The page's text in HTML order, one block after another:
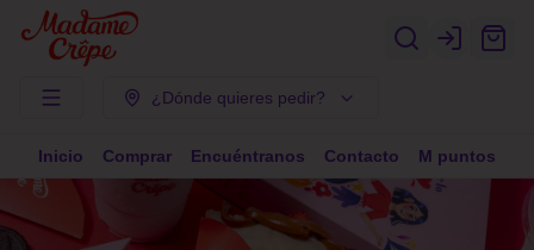
Login
¿Dónde quieres pedir?
Inicio Comprar Encuéntranos Contacto M puntos